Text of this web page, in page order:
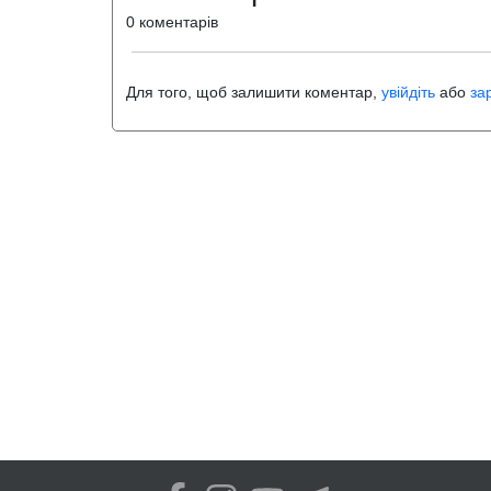
0 коментарів
Для того, щоб залишити коментар, увійдіть або